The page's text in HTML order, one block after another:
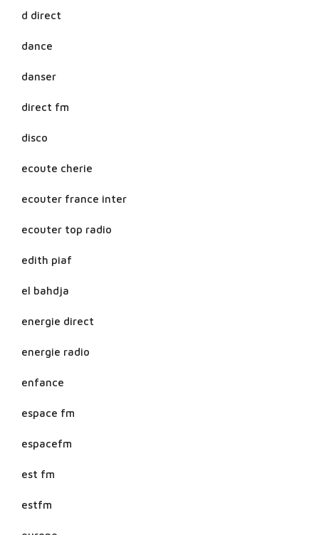
d direct
dance
danser
direct fm
disco
ecoute cherie
ecouter france inter
ecouter top radio
edith piaf
el bahdja
energie direct
energie radio
enfance
espace fm
espacefm
est fm
estfm